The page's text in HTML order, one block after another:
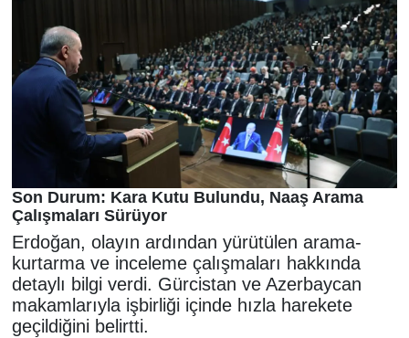
Son Durum: Kara Kutu Bulundu, Naaş Arama
Çalışmaları Sürüyor
Erdoğan, olayın ardından yürütülen arama-
kurtarma ve inceleme çalışmaları hakkında
detaylı bilgi verdi. Gürcistan ve Azerbaycan
makamlarıyla işbirliği içinde hızla harekete
geçildiğini belirtti.